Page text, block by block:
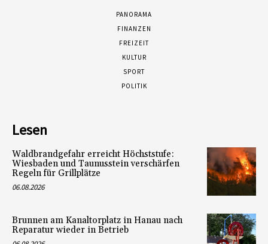
PANORAMA
FINANZEN
FREIZEIT
KULTUR
SPORT
POLITIK
Lesen
Waldbrandgefahr erreicht Höchststufe:
Wiesbaden und Taunusstein verschärfen
Regeln für Grillplätze
06.08.2026
Brunnen am Kanaltorplatz in Hanau nach
Reparatur wieder in Betrieb